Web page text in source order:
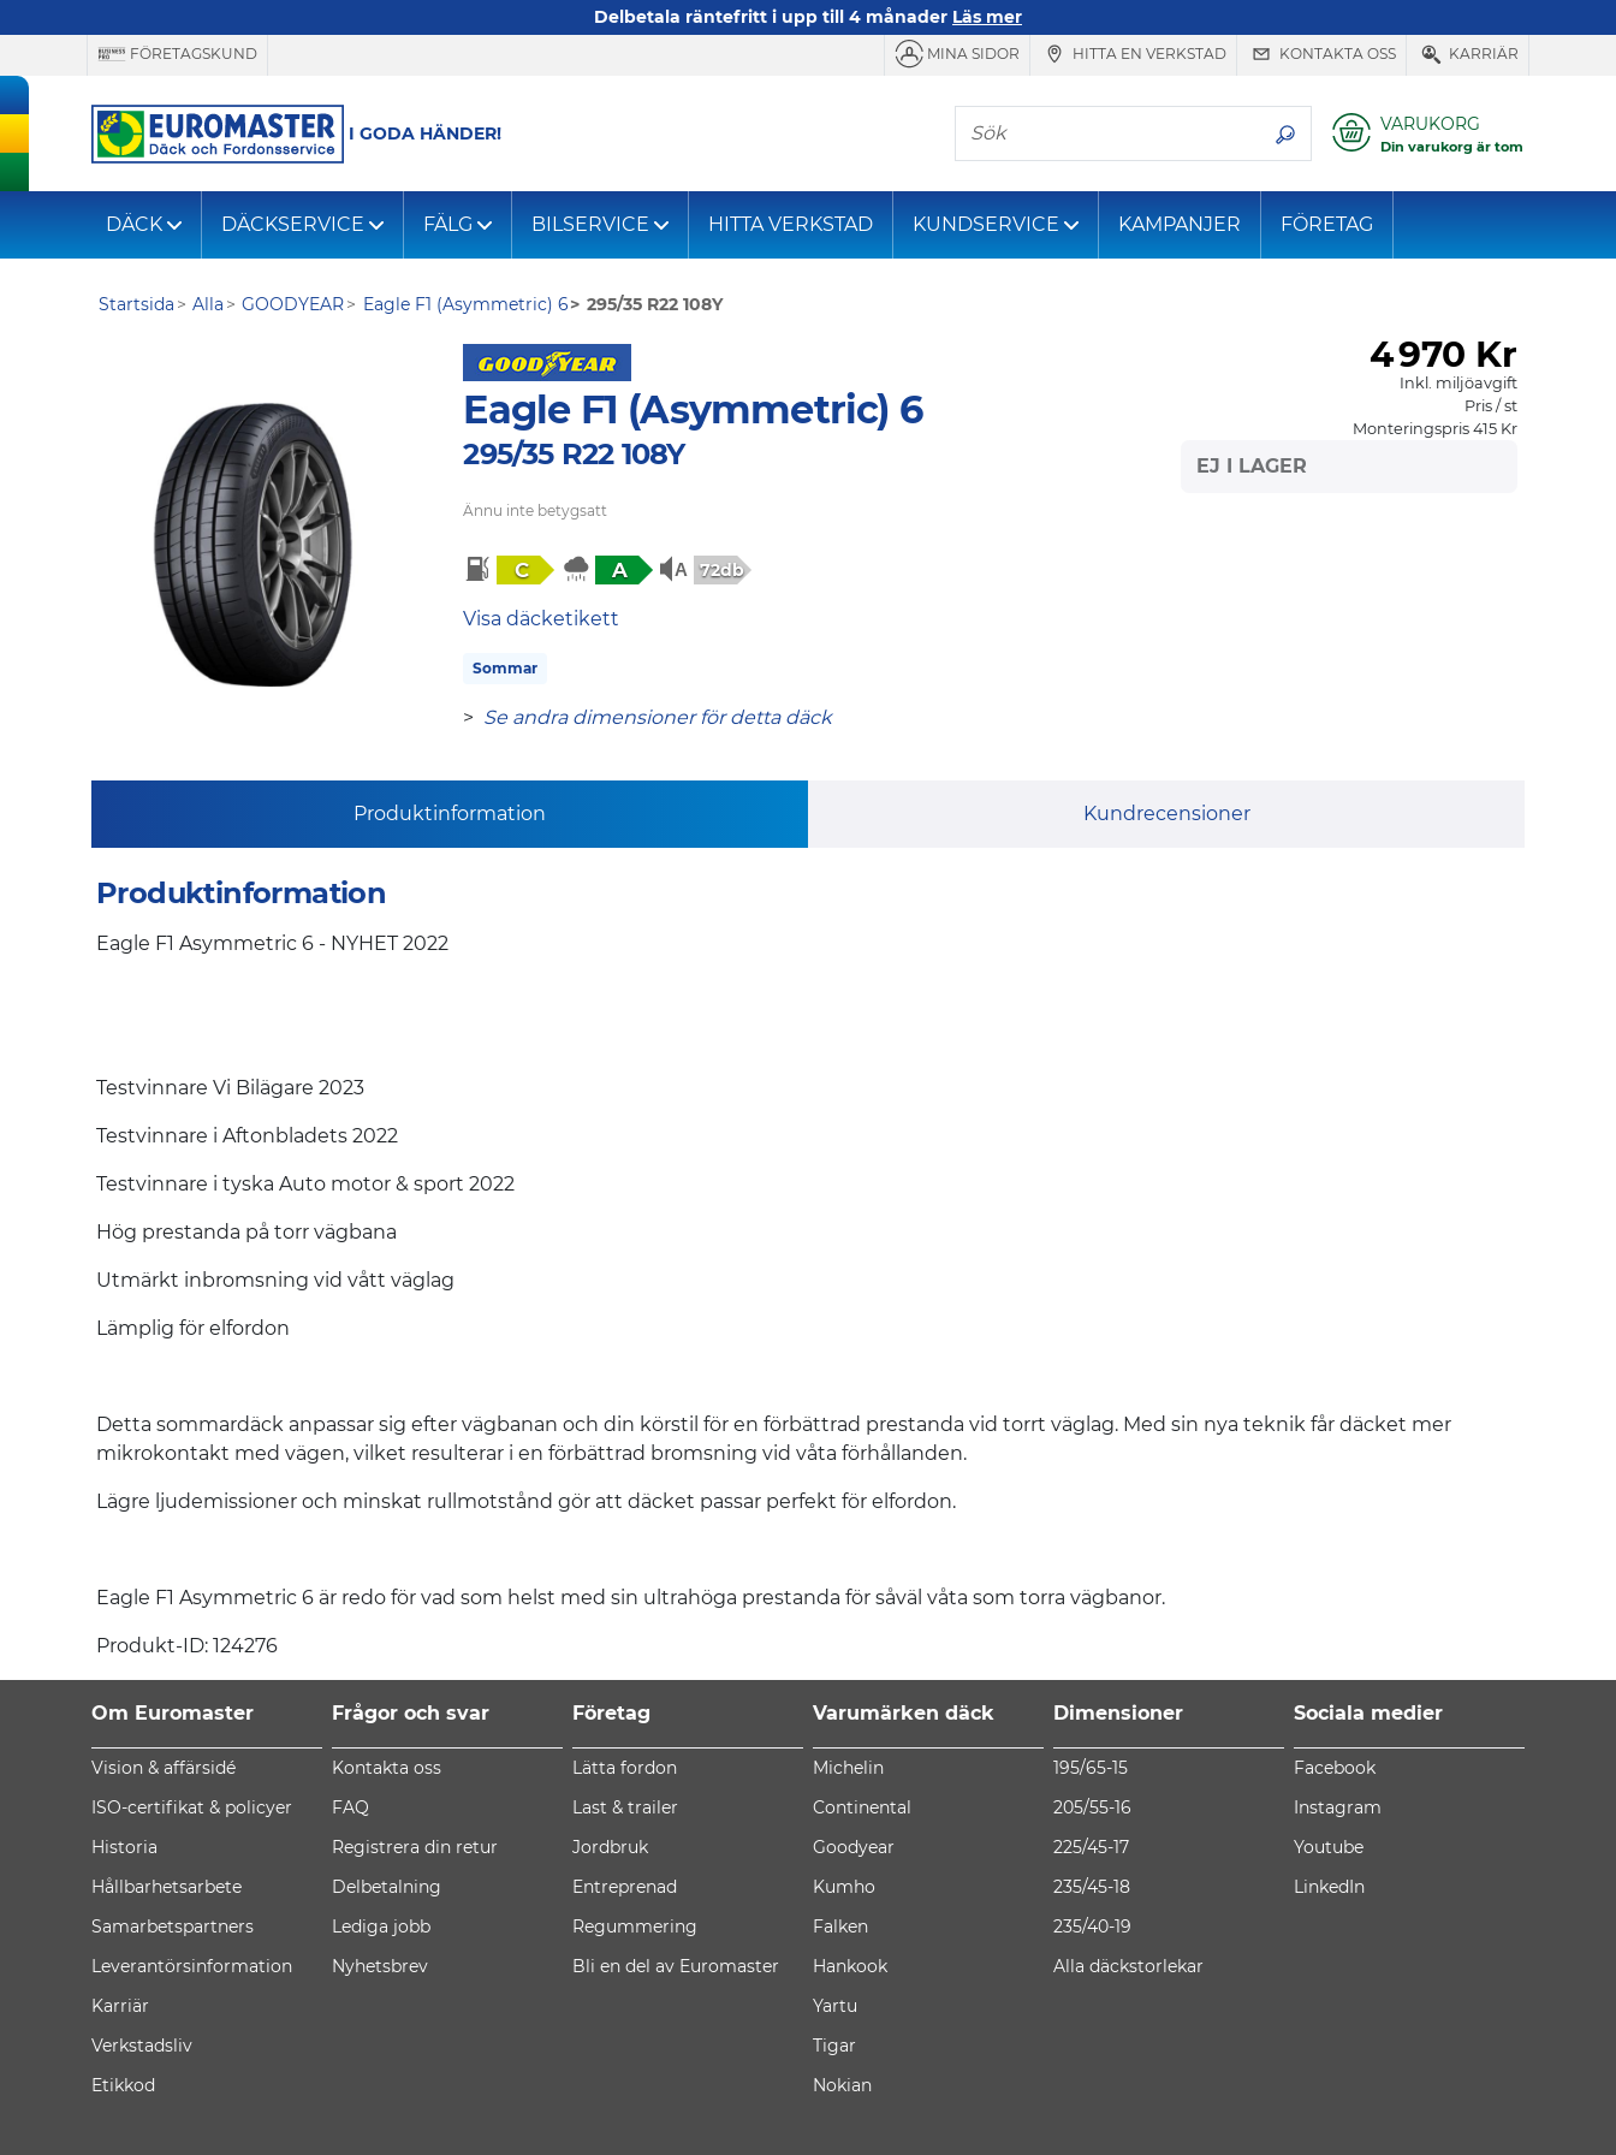
Delbetala räntefritt i upp till 4 månader Läs mer
FÖRETAGSKUND MINA SIDOR HITTA EN VERKSTAD KONTAKTA OSS KARRIÄR
I GODA HÄNDER!
Sök VARUKORG
Din varukorg är tom
DÄCK DÄCKSERVICE FÄLG BILSERVICE HITTA VERKSTAD KUNDSERVICE KAMPANJER FÖRETAG
Startsida Alla GOODYEAR Eagle F1 (Asymmetric) 6 295/35 R22 108Y
Eagle F1 (Asymmetric) 6
295/35 R22 108Y
Ännu inte betygsatt
C A 72db
Visa däcketikett
Sommar
> Se andra dimensioner för detta däck
4970 Kr
Inkl. miljöavgift
Pris / st
Monteringspris 415 Kr
EJ I LAGER
Produktinformation Kundrecensioner
Produktinformation
Eagle F1 Asymmetric 6 - NYHET 2022
Testvinnare Vi Bilägare 2023
Testvinnare i Aftonbladets 2022
Testvinnare i tyska Auto motor & sport 2022
Hög prestanda på torr vägbana
Utmärkt inbromsning vid vått väglag
Lämplig för elfordon
Detta sommardäck anpassar sig efter vägbanan och din körstil för en förbättrad prestanda vid torrt väglag. Med sin nya teknik får däcket mer
mikrokontakt med vägen, vilket resulterar i en förbättrad bromsning vid våta förhållanden.
Lägre ljudemissioner och minskat rullmotstånd gör att däcket passar perfekt för elfordon.
Eagle F1 Asymmetric 6 är redo för vad som helst med sin ultrahöga prestanda för såväl våta som torra vägbanor.
Produkt-ID: 124276
Om Euromaster
Vision & affärsidé
ISO-certifikat & policyer
Historia
Hållbarhetsarbete
Samarbetspartners
Leverantörsinformation
Karriär
Verkstadsliv
Etikkod
Frågor och svar
Kontakta oss
FAQ
Registrera din retur
Delbetalning
Lediga jobb
Nyhetsbrev
Företag
Lätta fordon
Last & trailer
Jordbruk
Entreprenad
Regummering
Bli en del av Euromaster
Varumärken däck
Michelin
Continental
Goodyear
Kumho
Falken
Hankook
Yartu
Tigar
Nokian
Dimensioner
195/65-15
205/55-16
225/45-17
235/45-18
235/40-19
Alla däckstorlekar
Sociala medier
Facebook
Instagram
Youtube
LinkedIn